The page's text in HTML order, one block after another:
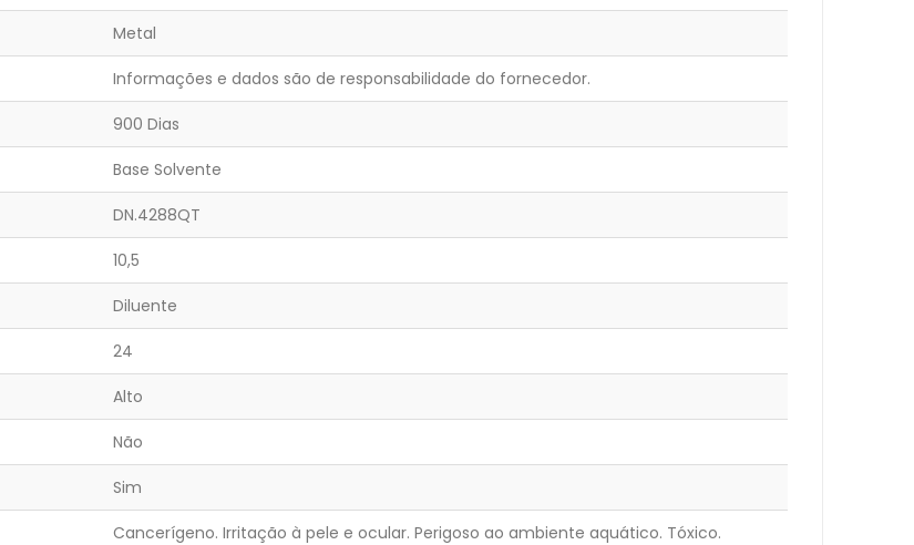
Metal
Informações e dados são de responsabilidade do fornecedor.
900 Dias
Base Solvente
DN.4288QT
10,5
Diluente
24
Alto
Não
Sim
Cancerígeno. Irritação à pele e ocular. Perigoso ao ambiente aquático. Tóxico.